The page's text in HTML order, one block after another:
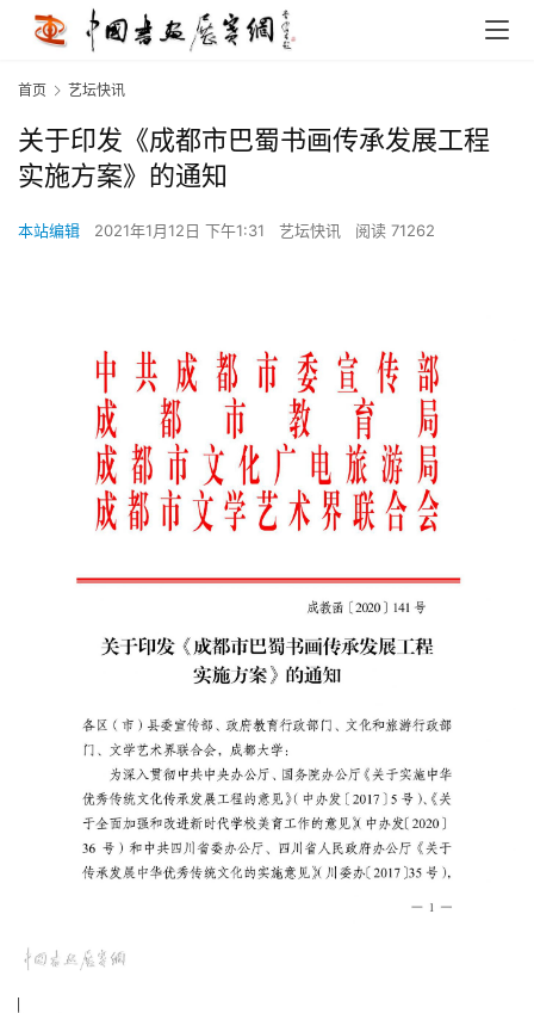
首页 艺坛快讯
关于印发《成都市巴蜀书画传承发展工程
实施方案》的通知
本站编辑 2021年1月12日 下午1:31 艺坛快讯 阅读 71262